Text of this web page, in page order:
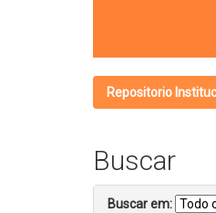
Repositorio
Buscar
Buscar em: